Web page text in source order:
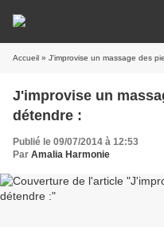
Accueil » J'improvise un massage des
J'improvise un
détendre :
Publié le 09/07/2014 à 12:53
Par Amalia Harmonie